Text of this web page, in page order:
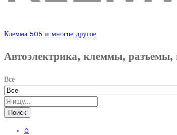
Клемма 505 и многое другое
Автоэлектрика, клеммы, разъемы,
Все
Поиск
0